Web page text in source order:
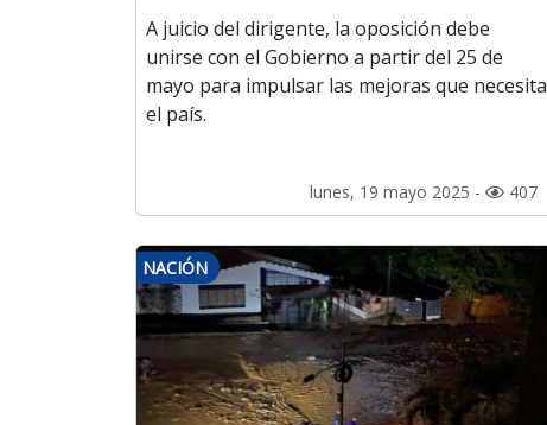
A juicio del dirigente, la oposición debe
unirse con el Gobierno a partir del 25 de
mayo para impulsar las mejoras que necesita
el país.
lunes, 19 mayo 2025 - 407
NACIÓN